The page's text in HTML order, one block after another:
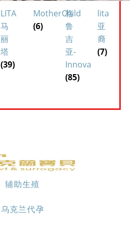
LITA
马
丽
塔
(39)
MotherChild
(6)
格
鲁
吉
亚-
Innova
(85)
lita
亚
裔
(7)
辅助生殖
乌克兰代孕